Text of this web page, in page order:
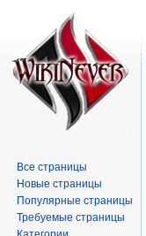
Все страницы
Новые страницы
Популярные страницы
Требуемые страницы